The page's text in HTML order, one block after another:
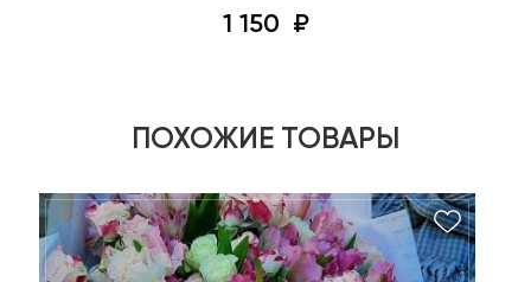
1 150
ПОХОЖИЕ ТОВАРЫ